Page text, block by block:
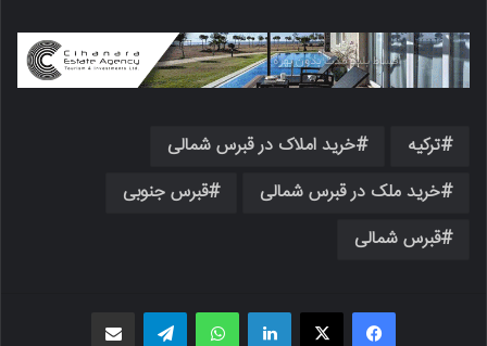
ترکیه
خرید املاک در قبرس شمالی
خرید ملک در قبرس شمالی
قبرس جنوبی
قبرس شمالی
فیسبوک X لینکدین واتس اپ